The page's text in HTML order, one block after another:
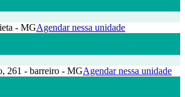
- MGAgendar nessa unidade
261 - barreiro - MGAgendar nessa unidade